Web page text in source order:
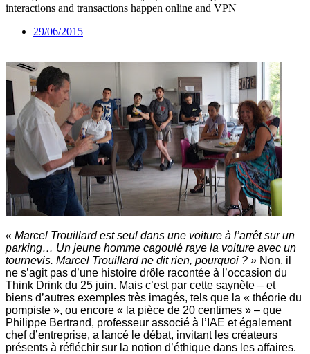
interactions and transactions happen online and VPN
29/06/2015
« Marcel Trouillard est seul dans une voiture à l’arrêt sur un
parking… Un jeune homme cagoulé raye la voiture avec un
tournevis. Marcel Trouillardne dit rien, pourquoi ? » Non, il
ne s’agit pas d’une histoire drôle racontée à l’occasion du
Think Drink du 25 juin. Mais c’est par cette saynète – et
biens d’autres exemples très imagés, tels que la « théorie du
pompiste », ou encore « la pièce de 20 centimes » – que
Philippe Bertrand, professeur associé à l’IAE et également
chef d’entreprise, a lancé le débat, invitant les créateurs
présents à réfléchir sur la notion d’éthique dans les affaires.